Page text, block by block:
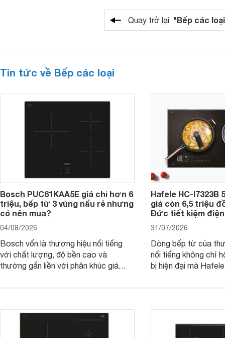
Quay trở lại "Bếp các
Tin tức về Bếp các loại
Bosch PUC61KAA5E giá chỉ hơn 6
triệu, bếp từ 3 vùng nấu rẻ nhưng
có nên mua?
04/08/2026
Bosch vốn là thương hiệu nổi tiếng
với chất lượng, độ bền cao và
thường gắn liền với phân khúc giá
đơn vị phân phối với mức giá khá dễ
tiếp cận, thu hút sự quan tâm của
Hafele HC-I7323B
giá còn 6,5 triệu
Đức tiết kiệm
31/07/2026
Dòng bếp từ của
nổi tiếng không chỉ
bị hiện đại mà
gia đình.